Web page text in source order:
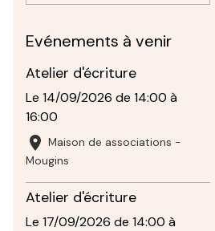
Evénements à venir
Atelier d'écriture
Le 14/09/2026 de 14:00 à
16:00
Maison de associations -
Mougins
Atelier d'écriture
Le 17/09/2026 de 14:00 à